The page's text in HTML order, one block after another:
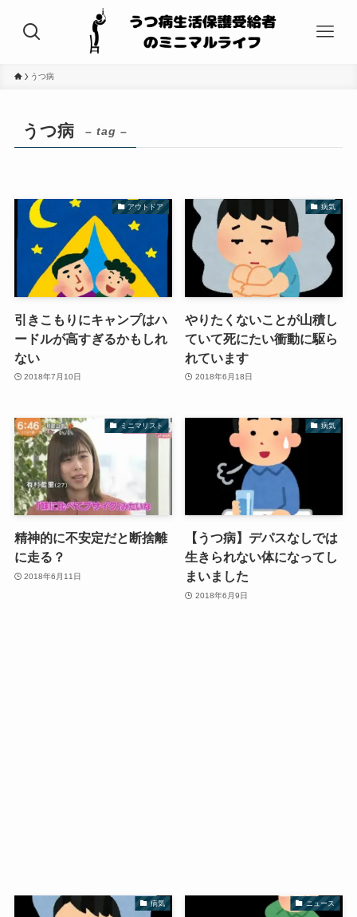
うつ病
うつ病 – tag –
アウトドア
引きこもりにキャンプはハ
ードルが高すぎるかもしれ
ない
2018年7月10日
病気
やりたくないことが山積し
ていて死にたい衝動に駆ら
れています
2018年6月18日
ミニマリスト
精神的に不安定だと断捨離
に走る？
2018年6月11日
病気
【うつ病】デパスなしでは
生きられない体になってし
まいました
2018年6月9日
病気 ニュース